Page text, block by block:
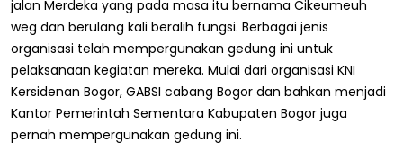
jalan Merdeka yang pada masa itu bernama Cikeumeuh
weg dan berulang kali beralih fungsi. Berbagai jenis
organisasi telah mempergunakan gedung ini untuk
pelaksanaan kegiatan mereka. Mulai dari organisasi KNI
Kersidenan Bogor, GABSI cabang Bogor dan bahkan menjadi
Kantor Pemerintah Sementara Kabupaten Bogor juga
pernah mempergunakan gedung ini.